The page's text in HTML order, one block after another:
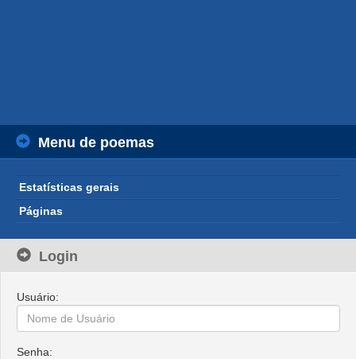
Menu de poemas
Estatísticas gerais
Páginas
Login
Usuário:
Senha: